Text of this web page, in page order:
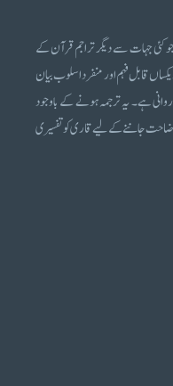
کئی جہات سے دیگر تراجم قرآن کے
قابل فہم اور منفرد اسلوب بیان
ہے۔ یہ ترجمہ ہونے کے باوجود
جاننے کے لیے قاری کو تفسیری